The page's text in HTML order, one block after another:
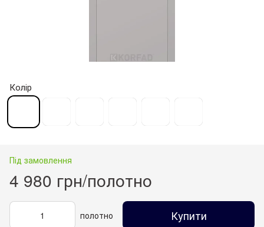
Колір
Під замовлення
4 980 грн/полотно
полотно Купити